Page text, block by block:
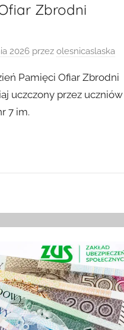
Zbrodni
2026 przezolesnicaslaska
Pamięci Ofiar Zbrodni
uczczony przez uczniów
7 im.